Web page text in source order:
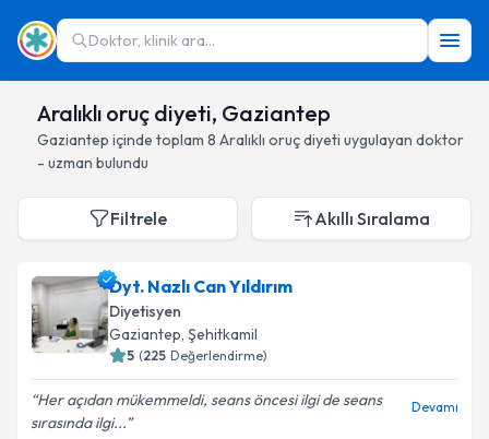
Doktor, klinik ara...
Aralıklı oruç diyeti, Gaziantep
Gaziantep içinde toplam 8 Aralıklı oruç diyeti uygulayan doktor
- uzman bulundu
Filtrele Akıllı Sıralama
Dyt. Nazlı Can Yıldırım
Diyetisyen
Gaziantep, Şehitkamil
5 (225 Değerlendirme)
Her açıdan mükemmeldi, seans öncesi ilgi de seans
sırasında ilgi...
Devamı